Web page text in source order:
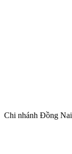
Chi nhánh Đồng Nai